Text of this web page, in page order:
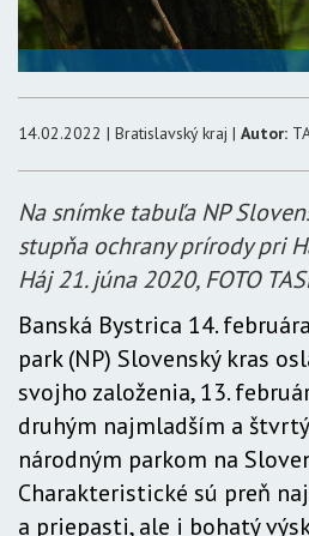
14.02.2022 | Bratislavský kraj | Autor:
Na snímke tabuľa NP
stupňa ochrany prírody pri
Háj 21. júna 2020, FOTO
Banská Bystrica 14.
park (NP) Slovenský kras
svojho založenia, 13.
druhým najmladším a
národným parkom na
Charakteristické sú preň
a priepasti, ale i bohatý